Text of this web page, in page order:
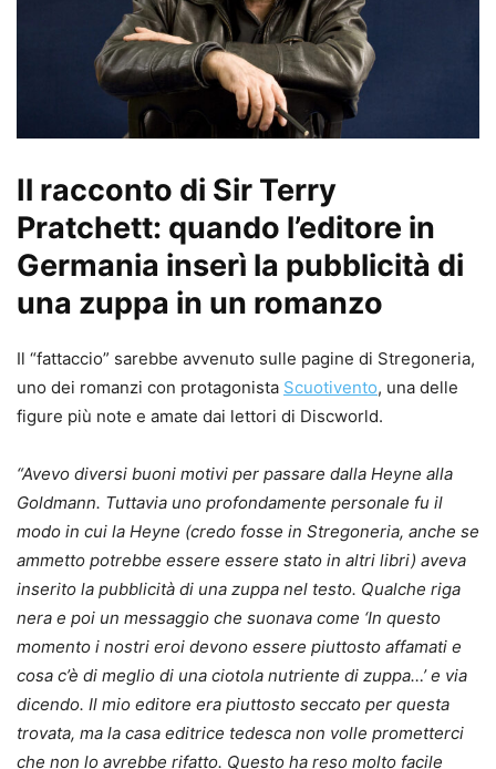
Il racconto di Sir Terry
Pratchett: quando l’editore in
Germania inserì la pubblicità di
una zuppa in un romanzo
Il “fattaccio” sarebbe avvenuto sulle pagine di Stregoneria,
uno dei romanzi con protagonista Scuotivento, una delle
figure più note e amate dai lettori di Discworld.
“Avevo diversi buoni motivi per passare dalla Heyne alla
Goldmann. Tuttavia uno profondamente personale fu il
modo in cui la Heyne (credo fosse in Stregoneria, anche se
ammetto potrebbe essere essere stato in altri libri) aveva
inserito la pubblicità di una zuppa nel testo. Qualche riga
nera e poi un messaggio che suonava come ‘In questo
momento i nostri eroi devono essere piuttosto affamati e
cosa c’è di meglio di una ciotola nutriente di zuppa…’ e via
dicendo. Il mio editore era piuttosto seccato per questa
trovata, ma la casa editrice tedesca non volle prometterci
che non lo avrebbe rifatto. Questo ha reso molto facile